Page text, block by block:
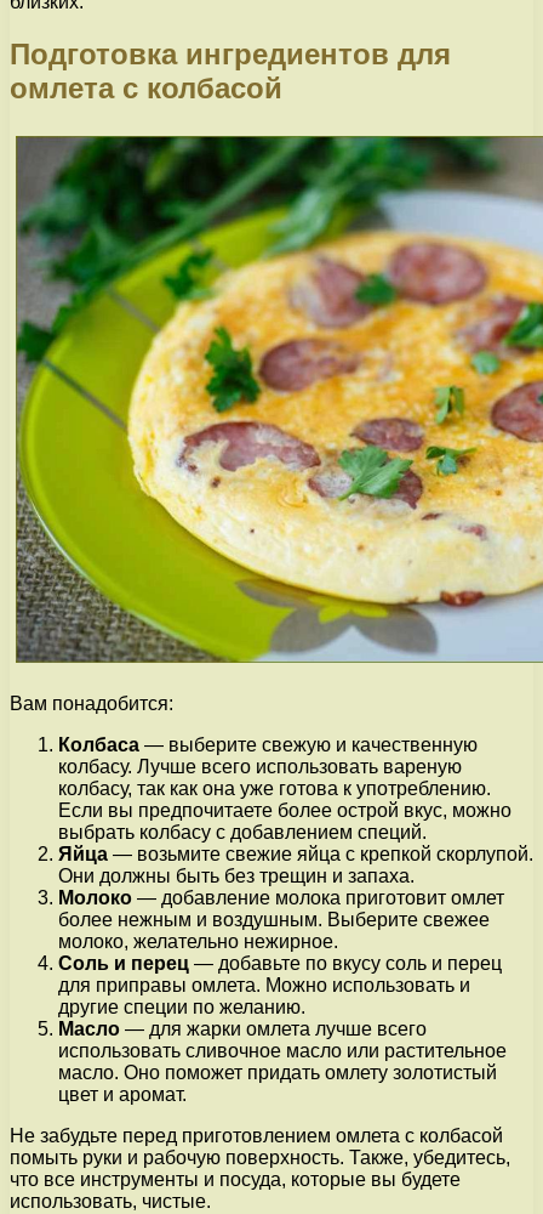
Подготовка ингредиентов для
омлета с колбасой
Вам понадобится:
Колбаса — выберите свежую и качественную
колбасу. Лучше всего использовать вареную
колбасу, так как она уже готова к употреблению.
Если вы предпочитаете более острой вкус, можно
выбрать колбасу с добавлением специй.
Яйца — возьмите свежие яйца с крепкой скорлупой.
Они должны быть без трещин и запаха.
Молоко — добавление молока приготовит омлет
более нежным и воздушным. Выберите свежее
молоко, желательно нежирное.
Соль и перец — добавьте по вкусу соль и перец
для приправы омлета. Можно использовать и
другие специи по желанию.
Масло — для жарки омлета лучше всего
использовать сливочное масло или растительное
масло. Оно поможет придать омлету золотистый
цвет и аромат.
Не забудьте перед приготовлением омлета с колбасой
помыть руки и рабочую поверхность. Также, убедитесь,
что все инструменты и посуда, которые вы будете
использовать, чистые.